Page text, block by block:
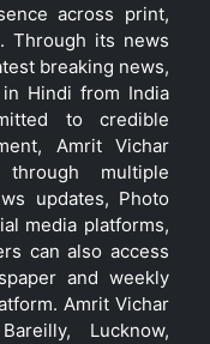
across print,
Through its news
breaking news,
Hindi from India
to credible
Amrit Vichar
multiple
updates, Photo
media platforms,
can also access
and weekly
Amrit Vichar
Lucknow,